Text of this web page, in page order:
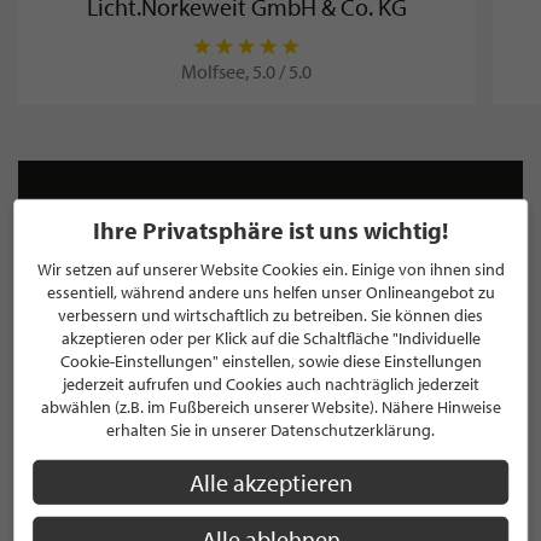
Licht.Norkeweit GmbH & Co. KG
Molfsee, 5.0 / 5.0
unseren STILPUNKTE®-Newsletter an und profitieren Sie
von exklusiven Neuigkeiten, Trends und
Angeboten
Mit der Anmeldung für unseren Newsletter stimmen Sie
unserenDatenschutzbestimmungenzu. EineAbmeldung
ist jederzeit möglich.
ANMELDEN
Ihre Privatsphäre ist uns wichtig!
Wir setzen auf unserer Website Cookies ein. Einige von ihnen sind
essentiell, während andere uns helfen unser Onlineangebot zu
verbessern und wirtschaftlich zu betreiben. Sie können dies
akzeptieren oder per Klick auf die Schaltfläche "Individuelle
Cookie-Einstellungen" einstellen, sowie diese Einstellungen
jederzeit aufrufen und Cookies auch nachträglich jederzeit
abwählen (z.B. im Fußbereich unserer Website). Nähere Hinweise
erhalten Sie in unserer Datenschutzerklärung.
Alle akzeptieren